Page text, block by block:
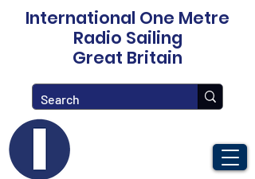
International One Metre
Radio Sailing
Great Britain